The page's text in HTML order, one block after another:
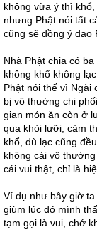
không vừa ý thì
nhưng Phật nói tất
cũng sẽ đồng ý đạo
Nhà Phật chia có
không khổ không
Phật nói thế vì Ngài
bị vô thường chi
gian món ăn còn ở
qua khỏi lưỡi, cảm
khổ, dù lạc cũng
không cái vô
cái vui thật, chỉ là
Ví dụ như bây giờ
giùm lúc đó mình
tạm gọi là vui, chớ